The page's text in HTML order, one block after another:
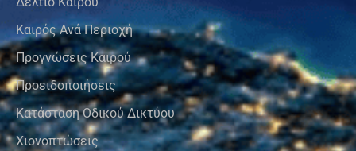
Καιρός Ανά Περιοχή
Προγνώσεις Καιρού
Προειδοποιήσεις
Κατάσταση Οδικού Δικτύου
Χιονοπτώσεις